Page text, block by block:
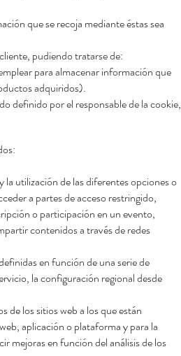
que se recoja mediante éstas sea
pudiendo tratarse de:
para almacenar información que
adquiridos).
definido por el responsable de la cookie,
la utilización de las diferentes opciones o
a partes de acceso restringido,
o participación en un evento,
contenidos a través de redes
en función de una serie de
la configuración regional desde
de los sitios web a los que están
aplicación o plataforma y para la
mejoras enfuncióndel análisis de los